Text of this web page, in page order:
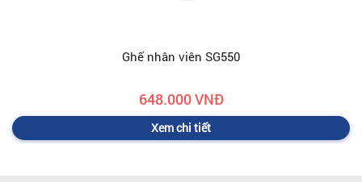
Ghế nhân viên SG550
648.000 VNĐ
Xem chi tiết